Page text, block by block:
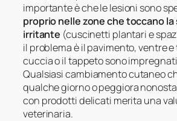
importante è che le lesioni sono
proprio nelle zone che toccano
irritante (cuscinetti plantari e
il problema è il pavimento, ventre e
cuccia o il tappeto sono
Qualsiasi cambiamento cutaneo
qualche giorno o peggiora
con prodotti delicati merita una
veterinaria.